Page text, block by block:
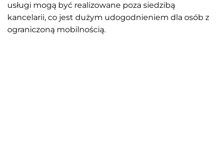
usługi mogą być realizowane poza siedzibą
kancelarii, co jest dużym udogodnieniem dla osób z
ograniczoną mobilnością.